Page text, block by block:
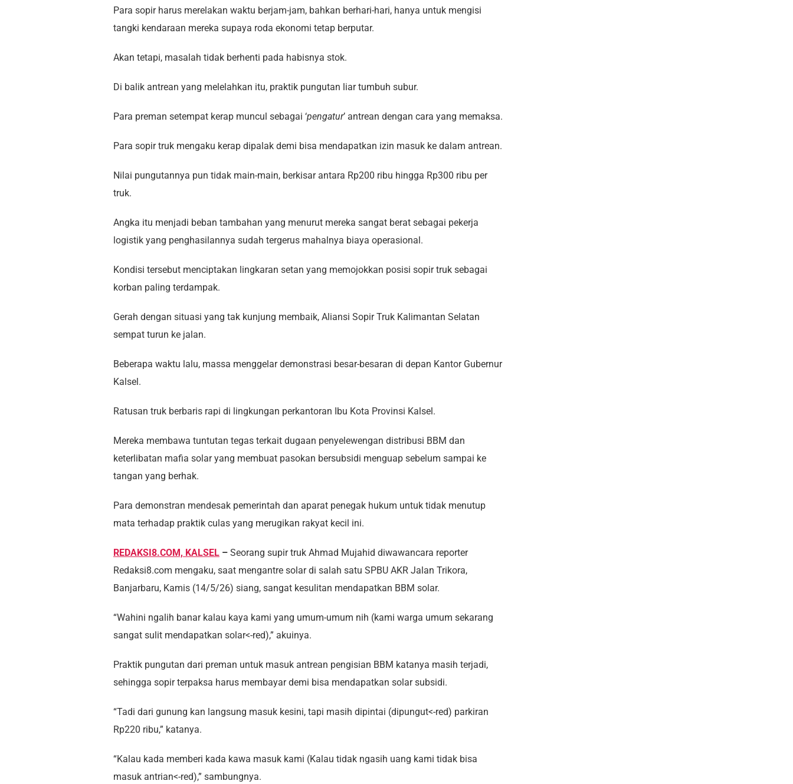
Para sopir harus merelakan waktu berjam-jam, bahkan berhari-hari, hanya untuk mengisi
tangki kendaraan mereka supaya roda ekonomi tetap berputar.
Akan tetapi, masalah tidak berhenti pada habisnya stok.
Di balik antrean yang melelahkan itu, praktik pungutan liar tumbuh subur.
Para preman setempat kerap muncul sebagai ‘pengatur’ antrean dengan cara yang memaksa.
Para sopir truk mengaku kerap dipalak demi bisa mendapatkan izin masuk ke dalam antrean.
Nilai pungutannya pun tidak main-main, berkisar antara Rp200 ribu hingga Rp300 ribu per
truk.
Angka itu menjadi beban tambahan yang menurut mereka sangat berat sebagai pekerja
logistik yang penghasilannya sudah tergerus mahalnya biaya operasional.
Kondisi tersebut menciptakan lingkaran setan yang memojokkan posisi sopir truk sebagai
korban paling terdampak.
Gerah dengan situasi yang tak kunjung membaik, Aliansi Sopir Truk Kalimantan Selatan
sempat turun ke jalan.
Beberapa waktu lalu, massa menggelar demonstrasi besar-besaran di depan Kantor Gubernur
Kalsel.
Ratusan truk berbaris rapi di lingkungan perkantoran Ibu Kota Provinsi Kalsel.
Mereka membawa tuntutan tegas terkait dugaan penyelewengan distribusi BBM dan
keterlibatan mafia solar yang membuat pasokan bersubsidi menguap sebelum sampai ke
tangan yang berhak.
Para demonstran mendesak pemerintah dan aparat penegak hukum untuk tidak menutup
mata terhadap praktik culas yang merugikan rakyat kecil ini.
REDAKSI8.COM, KALSEL – Seorang supir truk Ahmad Mujahid diwawancara reporter
Redaksi8.com mengaku, saat mengantre solar di salah satu SPBU AKR Jalan Trikora,
Banjarbaru, Kamis (14/5/26) siang, sangat kesulitan mendapatkan BBM solar.
“Wahini ngalih banar kalau kaya kami yang umum-umum nih (kami warga umum sekarang
sangat sulit mendapatkan solar<-red),” akuinya.
Praktik pungutan dari preman untuk masuk antrean pengisian BBM katanya masih terjadi,
sehingga sopir terpaksa harus membayar demi bisa mendapatkan solar subsidi.
“Tadi dari gunung kan langsung masuk kesini, tapi masih dipintai (dipungut<-red) parkiran
Rp220 ribu,” katanya.
“Kalau kada memberi kada kawa masuk kami (Kalau tidak ngasih uang kami tidak bisa
masuk antrian<-red),” sambungnya.